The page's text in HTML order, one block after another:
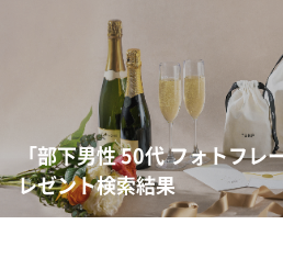
「部下男性 50代 フォトフレ
レゼント検索結果